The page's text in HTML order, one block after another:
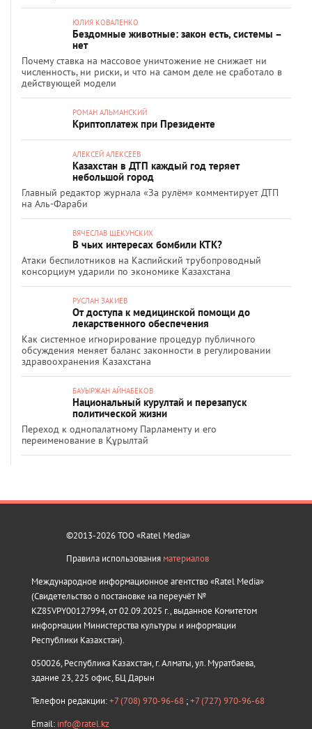
ЮЛИЯ КОВАЛЕНКО
Бездомные животные: закон есть, системы –
нет
Почему ставка на массовое уничтожение не снижает ни
численность, ни риски, и что на самом деле не сработало в
действующей модели
РОМАН АЛЬМАНСКИЙ
Криптоплатеж при Президенте
АЛЕКСЕЙ АЛЕКСЕЕВ
Казахстан в ДТП каждый год теряет
небольшой город
Главный редактор журнала «За рулём» комментирует ДТП
на Аль-Фараби
ВЯЧЕСЛАВ ЩЕКУНСКИХ
В чьих интересах бомбили КТК?
Атаки беспилотников на Каспийский трубопроводный
консорциум ударили по экономике Казахстана
РУСЛАН ЗАКИЕВ
От доступа к медицинской помощи до
лекарственного обеспечения
Как системное игнорирование процедур публичного
обсуждения меняет баланс законности в регулировании
здравоохранения Казахстана
БАУЫРЖАН АЙНАБЕКОВ
Национальный курултай и перезапуск
политической жизни
Переход к однопалатному Парламенту и его
переименование в Құрылтай
©2013-2026 ТОО «Ratel Media»
Правила использования материалов
Международное информационное агентство «Ratel Media»
(Свидетельство о постановке на переучёт №
KZ85VPY00127994, от 02.09.2025 г., выданное Комитетом
информации Министерства культуры и информации
Республики Казахстан).
050026, Республика Казахстан, г. Алматы, ул. Муратбаева,
здание 23, 225 офис, БЦ Дарын
Телефон редакции:+7 (708) 970-96-68 ;+7 (727) 970-96-68
Email: info@ratel.kz